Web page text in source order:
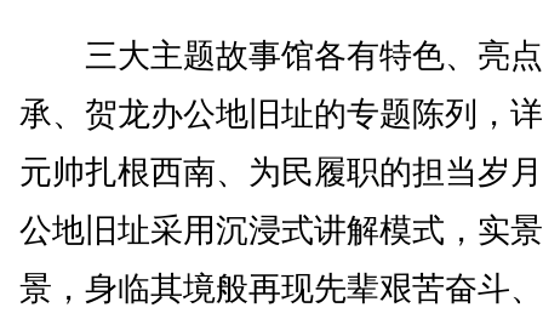
三大主题故事馆各有特色、亮点
承、贺龙办公地旧址的专题陈列，
元帅扎根西南、为民履职的担当岁
公地旧址采用沉浸式讲解模式，实
景，身临其境般再现先辈艰苦奋斗